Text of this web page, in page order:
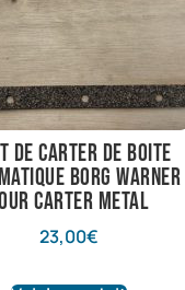
de carter de boite
borg warner
carter metal
23,00€